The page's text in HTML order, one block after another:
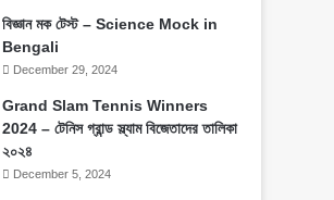
বিজ্ঞান মক টেস্ট – Science Mock in
Bengali
December 29, 2024
Grand Slam Tennis Winners
2024 – টেনিস গ্রান্ড স্ল্যাম বিজেতাদের তালিকা
২০২৪
December 5, 2024